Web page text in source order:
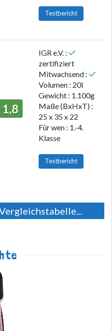
Testbericht
1,8
IGR e.V. :
zertifiziert
Mitwachsend :
Volumen : 20l
Gewicht : 1.100g
Maße (BxHxT) :
25 x 35 x 22
Für wen : 1.-4.
Klasse
Testbericht